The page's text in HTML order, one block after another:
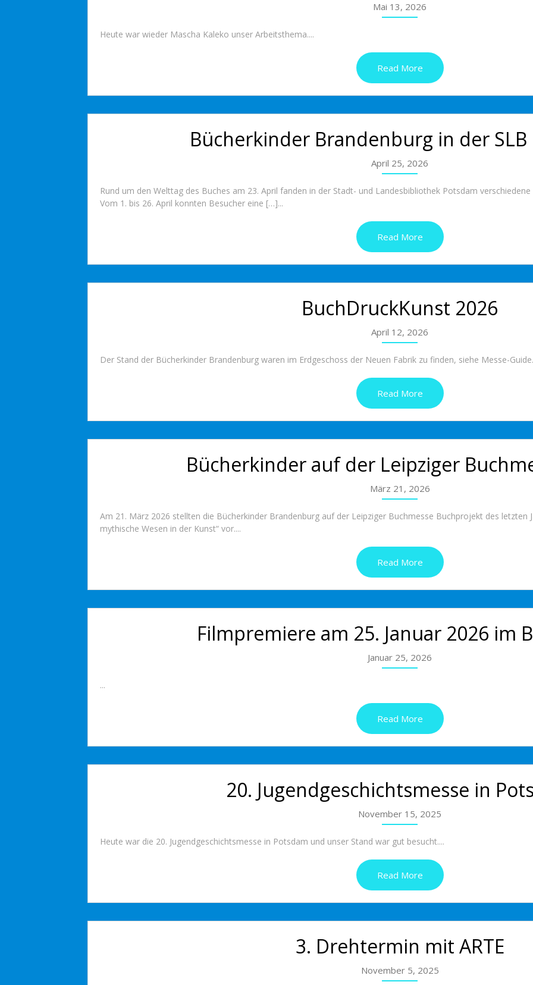
Mai 13, 2026
Heute war wieder Mascha Kaleko unser Arbeitsthema....
Read More
Bücherkinder Brandenburg in der SLB
April 25, 2026
Rund um den Welttag des Buches am 23. April fanden in der Stadt- und Landesbibliothek Potsdam
Vom 1. bis 26. April konnten Besucher eine […]...
Read More
BuchDruckKunst 2026
April 12, 2026
Der Stand der Bücherkinder Brandenburg waren im Erdgeschoss der Neuen Fabrik zu finden, siehe Messe-
Read More
Bücherkinder auf der Leipziger
März 21, 2026
Am 21. März 2026 stellten die Bücherkinder Brandenburg auf der Leipziger Buchmesse Buchprojekt des letzten
mythische Wesen in der Kunst“ vor....
Read More
Filmpremiere am 25. Januar 2026 im
Januar 25, 2026
...
Read More
20. Jugendgeschichtsmesse in
November 15, 2025
Heute war die 20. Jugendgeschichtsmesse in Potsdam und unser Stand war gut besucht....
Read More
3. Drehtermin mit ARTE
November 5, 2025